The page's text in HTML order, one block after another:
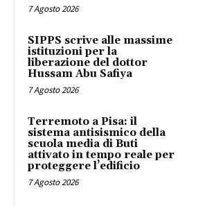
7 Agosto 2026
SIPPS scrive alle massime
istituzioni per la
liberazione del dottor
Hussam Abu Safiya
7 Agosto 2026
Terremoto a Pisa: il
sistema antisismico della
scuola media di Buti
attivato in tempo reale per
proteggere l’edificio
7 Agosto 2026